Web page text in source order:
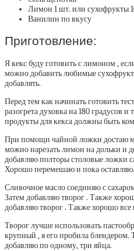
Лимон 1 шт. или сухофрукты
Ванилин по вкусу
Приготовление:
Я кекс буду готовить с лимоном ,
можно добавить любимые
добавлять.
Перед тем как начинать готовить
разогрета духовка на 180 градусов
продукты для кекса должны быть
При помощи чайной ложки достаю
можно нарезать лимон на дольки и
добавляю полторы столовые ложки
Хорошо перемешаю и пока оставляю.
Сливочное масло соединяю с
Затем добавляю творог . Также
добавляю творог . Также хорошо
Творог лучше использовать
крупный , я его пробила блендером.
добавляю по одному, три яйца.